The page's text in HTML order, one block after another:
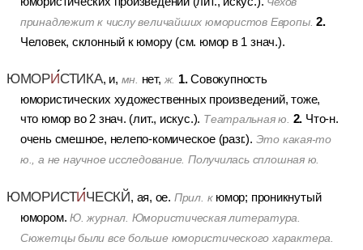
принадлежит к числу величайших юмористов Европы. 2.
Человек, склонный к юмору (см. юмор в 1 знач.).
ЮМОРИСТИКА, и, мн. нет, ж. 1. Совокупность
юмористических художественных произведений, тоже,
что юмор во 2 знач. (лит., искус.). Театральная ю. 2. Что-н.
очень смешное, нелепо-комическое (разг.). Это какая-то
ю., а не научное исследование. Получилась сплошная ю.
ЮМОРИСТИЧЕСКЙ, ая, ое. Прил. кюмор; проникнутый
юмором. Ю. журнал. Юмористическая литература.
Сюжетцы были все больше юмористического характера.